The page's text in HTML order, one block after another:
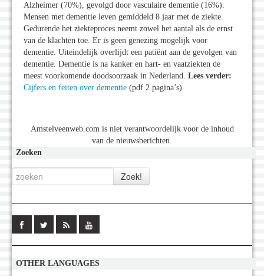
Alzheimer (70%), gevolgd door vasculaire dementie (16%).
Mensen met dementie leven gemiddeld 8 jaar met de ziekte.
Gedurende het ziekteproces neemt zowel het aantal als de ernst
van de klachten toe. Er is geen genezing mogelijk voor
dementie. Uiteindelijk overlijdt een patiënt aan de gevolgen van
dementie. Dementie is na kanker en hart- en vaatziekten de
meest voorkomende doodsoorzaak in Nederland. Lees verder:
Cijfers en feiten over dementie (pdf 2 pagina’s)
Amstelveenweb.com is niet verantwoordelijk voor de inhoud
van de nieuwsberichten.
Zoeken
OTHER LANGUAGES